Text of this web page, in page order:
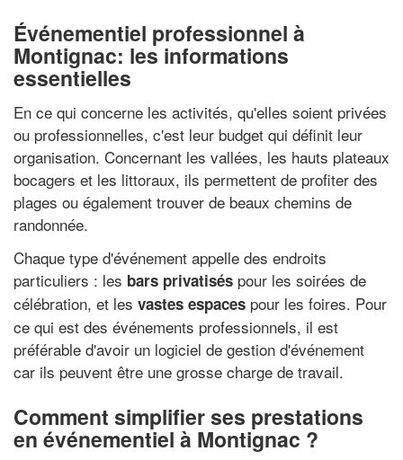
Événementiel professionnel à
Montignac: les informations
essentielles
En ce qui concerne les activités, qu'elles soient privées
ou professionnelles, c'est leur budget qui définit leur
organisation. Concernant les vallées, les hauts plateaux
bocagers et les littoraux, ils permettent de profiter des
plages ou également trouver de beaux chemins de
randonnée.
Chaque type d'événement appelle des endroits
particuliers : les bars privatisés pour les soirées de
célébration, et les vastes espaces pour les foires. Pour
ce qui est des événements professionnels, il est
préférable d'avoir un logiciel de gestion d'événement
car ils peuvent être une grosse charge de travail.
Comment simplifier ses prestations
en événementiel à Montignac ?